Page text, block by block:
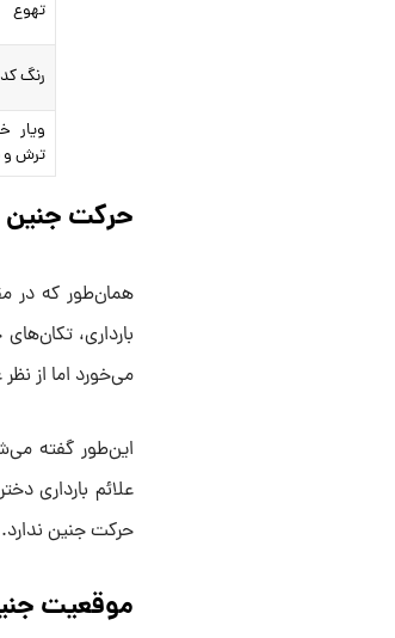
تهوع
رنگ
ویار
ترش و
حرکت
بارداری،
می‌خورد اما از
این‌طور گفته
علائم بارداری
حرکت جنین ندارد‌.
موقعیت